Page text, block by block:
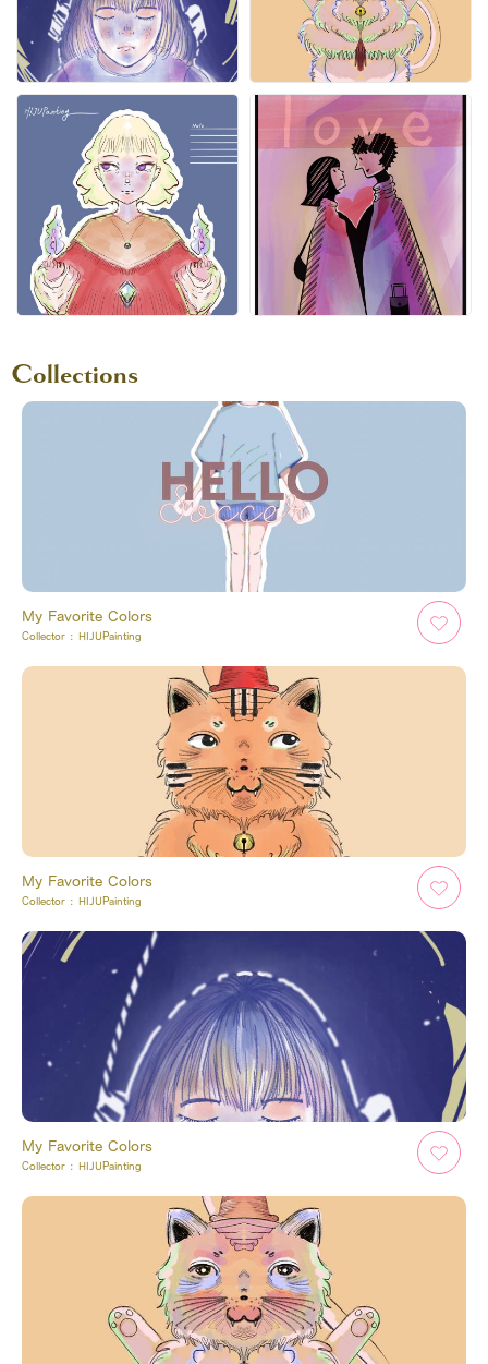
Collections
My Favorite Colors
Collector : HIJUPainting
My Favorite Colors
Collector : HIJUPainting
My Favorite Colors
Collector : HIJUPainting